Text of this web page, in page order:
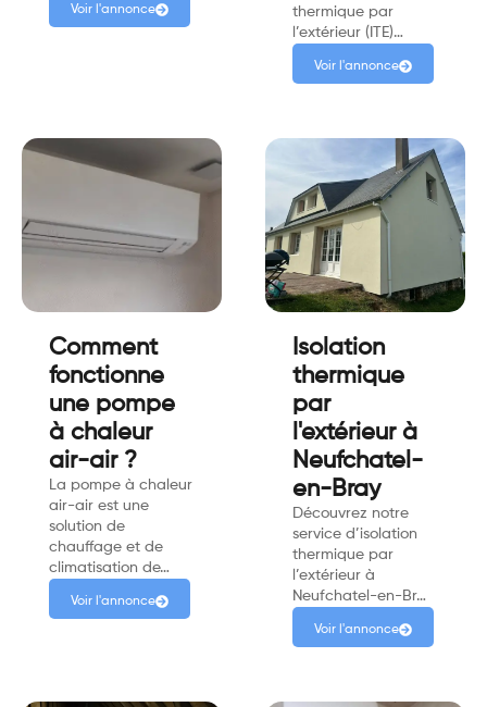
Voir l'annonce
thermique par
l’extérieur (ITE)…
Voir l'annonce
Comment
fonctionne
une pompe
à chaleur
air-air ?
La pompe à chaleur
air-air est une
solution de
chauffage et de
climatisation de…
Voir l'annonce
Isolation
thermique
par
l'extérieur à
Neufchatel-
en-Bray
Découvrez notre
service d’isolation
thermique par
l’extérieur à
Neufchatel-en-Br…
Voir l'annonce